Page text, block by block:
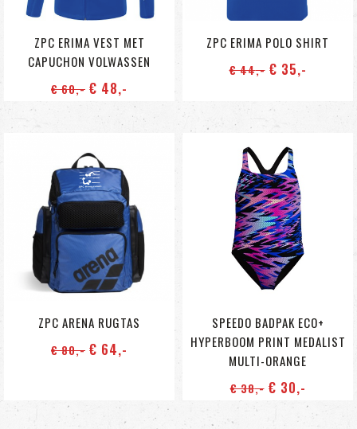
ZPC ERIMA VEST MET
CAPUCHON VOLWASSEN
€ 60,- € 48,-
ZPC ERIMA POLO SHIRT
€ 44,-€ 35,-
ZPC ARENA RUGTAS
€ 80,- € 64,-
SPEEDO BADPAK ECO+
HYPERBOOM PRINT MEDALIST
MULTI-ORANGE
€ 38,-€ 30,-